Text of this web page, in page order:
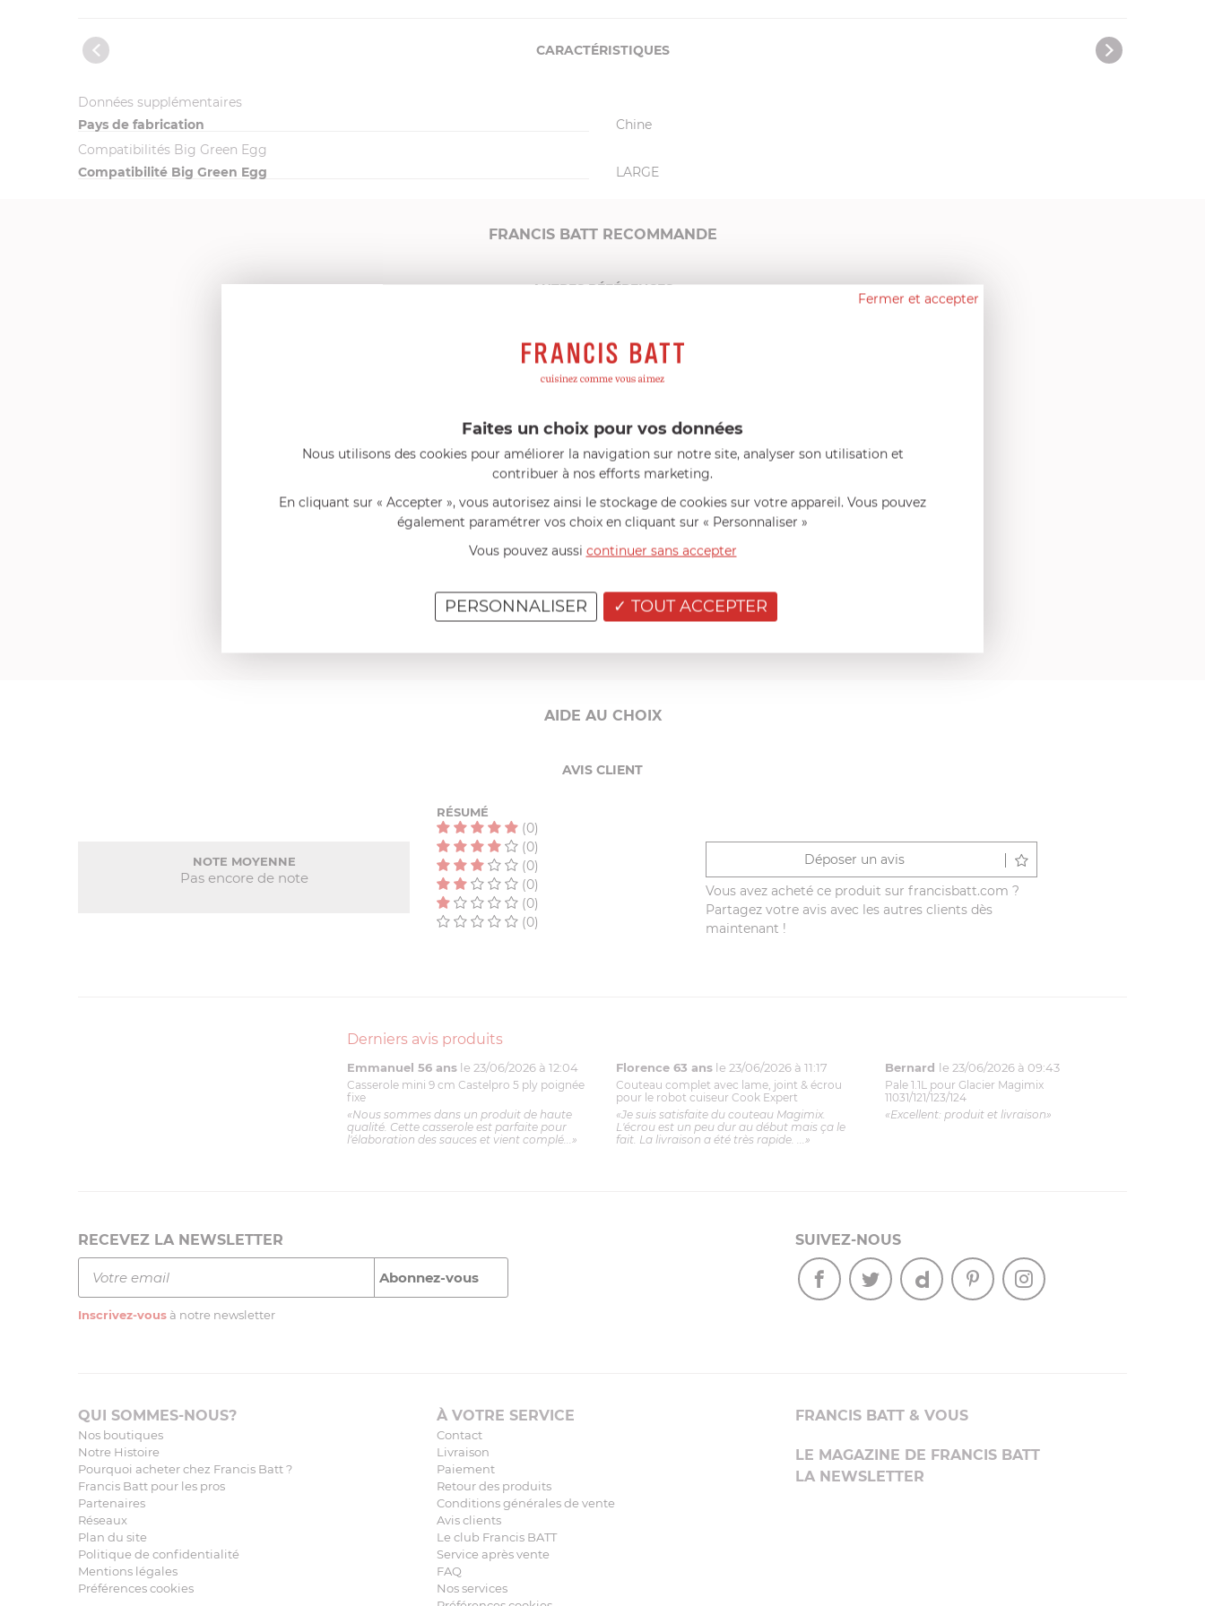
CARACTÉRISTIQUES
Données supplémentaires
Pays de fabrication
Chine
Compatibilités Big Green Egg
Compatibilité Big Green Egg
LARGE
FRANCIS BATT RECOMMANDE
AUTRES RÉFÉRENCES
BIG GREEN EGG
Demi Grille Fonte L
40,00 €
BIG GREEN EGG
Panier de Conveggtor L pouvant
recevoir 2 demie-pierres de
cuisson plates 381078
119,20 €
AIDE AU CHOIX
AVIS CLIENT
NOTE MOYENNE
Pas encore de note
RÉSUMÉ
(0)
(0)
(0)
(0)
(0)
(0)
Déposer un avis
Vous avez acheté ce produit sur francisbatt.com ?
Partagez votre avis avec les autres clients dès
maintenant !
Derniers avis produits
Emmanuel 56 ans le 23/06/2026 à 12:04
Casserole mini 9 cm Castelpro 5 ply poignée
fixe
«Nous sommes dans un produit de haute
qualité. Cette casserole est parfaite pour
l'élaboration des sauces et vient complé...»
Florence 63 ans le 23/06/2026 à 11:17
Couteau complet avec lame, joint & écrou
pour le robot cuiseur Cook Expert
«Je suis satisfaite du couteau Magimix.
L'écrou est un peu dur au début mais ça le
fait. La livraison a été très rapide. ...»
Bernard le 23/06/2026 à 09:43
Pale 1.1L pour Glacier Magimix
11031/121/123/124
«Excellent: produit et livraison»
RECEVEZ LA NEWSLETTER
Inscrivez-vous à notre newsletter
SUIVEZ-NOUS
QUI SOMMES-NOUS?
Nos boutiques
Notre Histoire
Pourquoi acheter chez Francis Batt ?
Francis Batt pour les pros
Partenaires
Réseaux
Plan du site
Politique de confidentialité
Mentions légales
Préférences cookies
À VOTRE SERVICE
Contact
Livraison
Paiement
Retour des produits
Conditions générales de vente
Avis clients
Le club Francis BATT
Service après vente
FAQ
Nos services
FRANCIS BATT & VOUS
LE MAGAZINE DE FRANCIS BATT
LA NEWSLETTER
Fermer et accepter
Faites un choix pour vos données
Nous utilisons des cookies pour améliorer la navigation sur notre site, analyser son utilisation et
contribuer à nos efforts marketing.
En cliquant sur « Accepter », vous autorisez ainsi le stockage de cookies sur votre appareil. Vous pouvez
également paramétrer vos choix en cliquant sur « Personnaliser »
Vous pouvez aussi continuer sans accepter
TOUT ACCEPTER
PERSONNALISER